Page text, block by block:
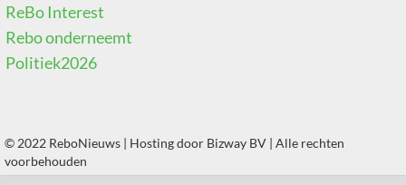
ReBo Interest
Rebo onderneemt
Politiek2026
© 2022 ReboNieuws | Hosting door Bizway BV | Alle rechten
voorbehouden